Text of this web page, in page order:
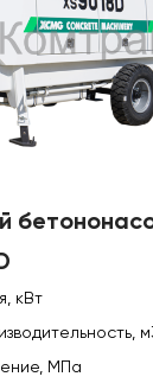
кВт
МПа